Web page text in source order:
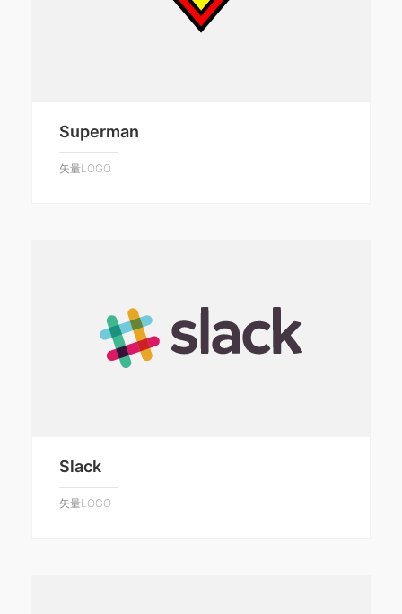
Superman
矢量LOGO
Slack
矢量LOGO